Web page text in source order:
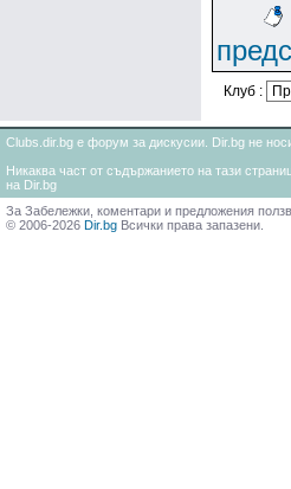
Клуб :
Clubs.dir.bg е форум за дискусии. Dir.bg не
Никаква част от съдържанието на тази
на Dir.bg
За Забележки, коментари и предложения
© 2006-2026 Dir.bg Всички права запазени.